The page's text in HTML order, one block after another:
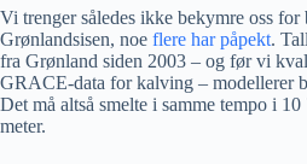
Vi trenger således ikke bekymre oss for
Grønlandsisen, noe flere har påpekt.
fra Grønland siden 2003 – og før vi
GRACE-data for kalving – modellerer
Det må altså smelte i samme tempo i
meter.